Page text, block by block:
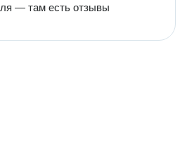
— там есть отзывы